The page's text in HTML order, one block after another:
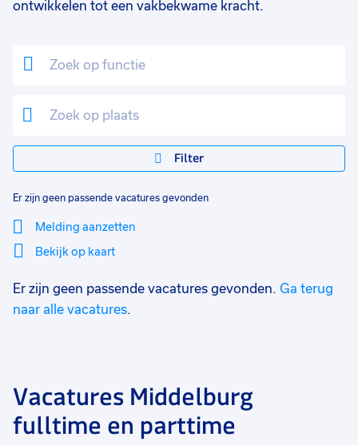
ontwikkelen tot een vakbekwame kracht.
Filter
Er zijn geen passende vacatures gevonden
Melding aanzetten
Bekijk op kaart
Sluiten
Er zijn geen passende vacatures gevonden. Ga terug
naar alle vacatures.
Vacatures Middelburg
fulltime en parttime